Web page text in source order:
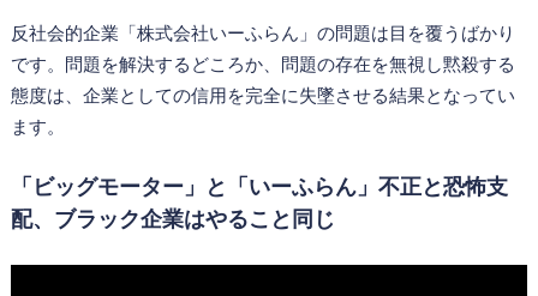
反社会的企業「株式会社いーふらん」の問題は目を覆うばかり
です。問題を解決するどころか、問題の存在を無視し黙殺する
態度は、企業としての信用を完全に失墜させる結果となってい
ます。
「ビッグモーター」と「いーふらん」不正と恐怖支
配、ブラック企業はやること同じ